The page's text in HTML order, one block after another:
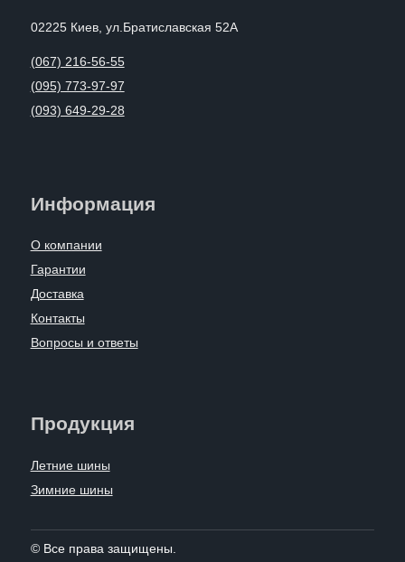
02225 Киев, ул.Братиславская 52А
(067) 216-56-55
(095) 773-97-97
(093) 649-29-28
Информация
О компании
Гарантии
Доставка
Контакты
Вопросы и ответы
Продукция
Летние шины
Зимние шины
© Все права защищены.